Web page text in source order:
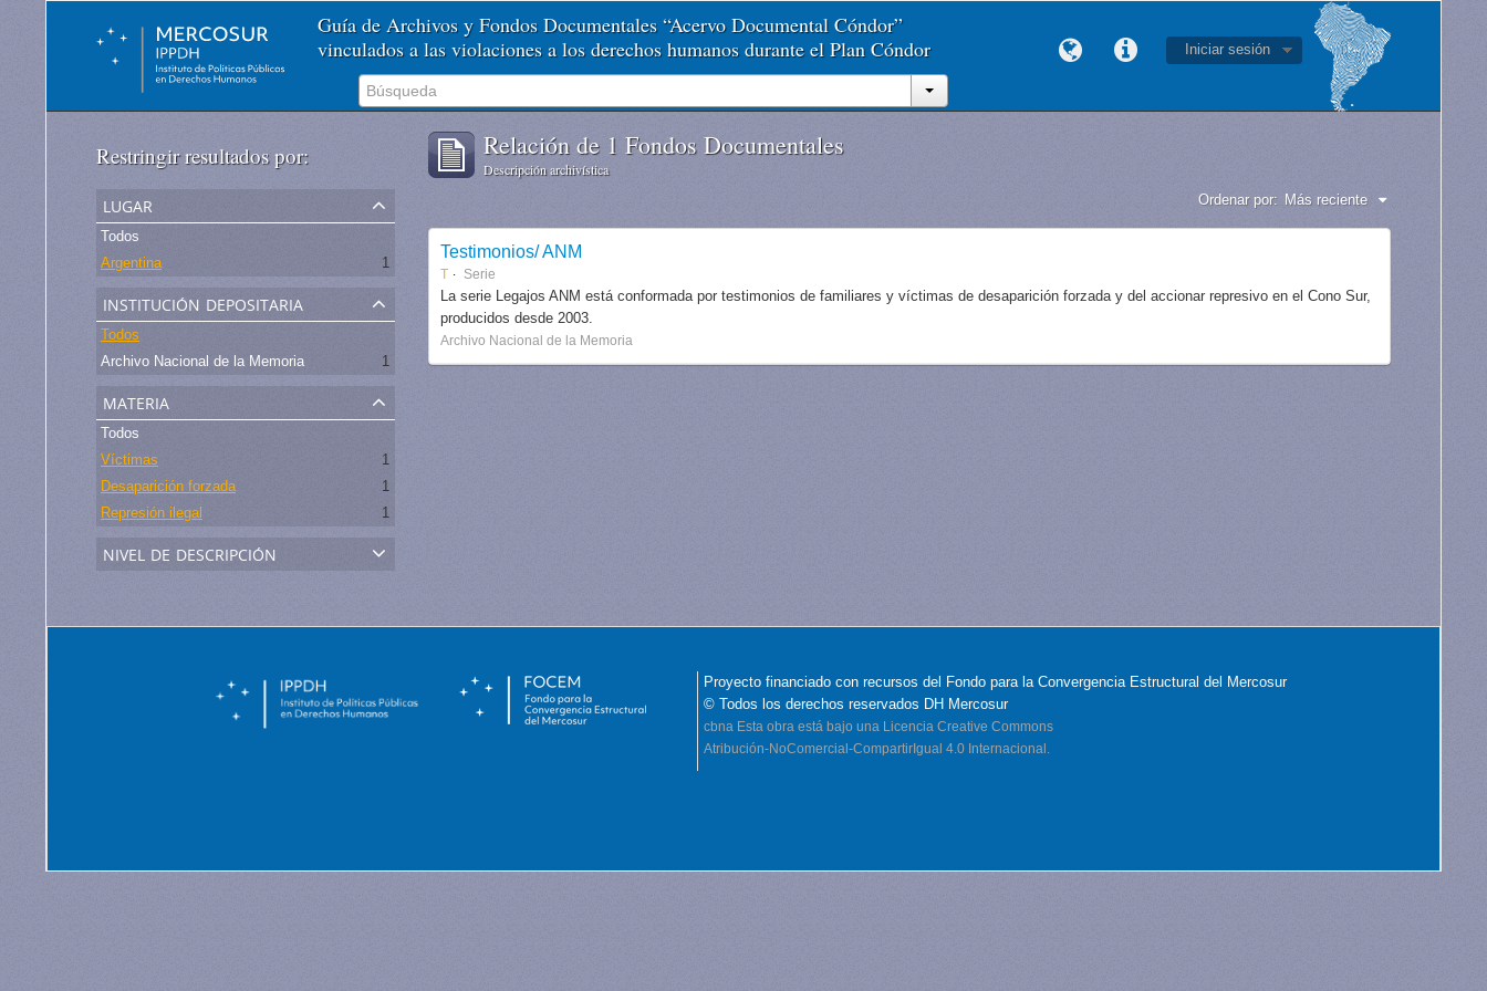
Guía de Archivos y Fondos Documentales “Acervo Documental Cóndor”
vinculados a las violaciones a los derechos humanos durante el Plan Cóndor
Iniciar sesión
Restringir resultados por:
lugar
Todos
Argentina
1
institución depositaria
Todos
Archivo Nacional de la Memoria
1
materia
Todos
Víctimas
1
Desaparición forzada
1
Represión ilegal
1
nivel de descripción
Relación de 1 Fondos Documentales
Descripción archivística
Ordenar por: Más reciente
Testimonios/ ANM
T Serie
La serie Legajos ANM está conformada por testimonios de familiares y víctimas de desaparición forzada y del accionar represivo en el Cono Sur,
producidos desde 2003.
Archivo Nacional de la Memoria
Proyecto financiado con recursos del Fondo para la Convergencia Estructural del Mercosur
© Todos los derechos reservados DH Mercosur
cbna Esta obra está bajo una Licencia Creative Commons
Atribución-NoComercial-CompartirIgual 4.0 Internacional.